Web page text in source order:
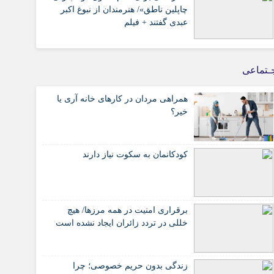
چاپلین ناطق»/ هنرمندان از نبوغ اکبر
عبدی گفتند + فیلم
همراهی مردان در کارهای خانه آری یا
خیر؟
کودکانمان به سکوت نیاز دارند
برقراری امنیت در همه مرزها/ هیچ‌
خللی در تردد زائران ایجاد نشده است
زندگی بدون حریم خصوصی؛ چرا